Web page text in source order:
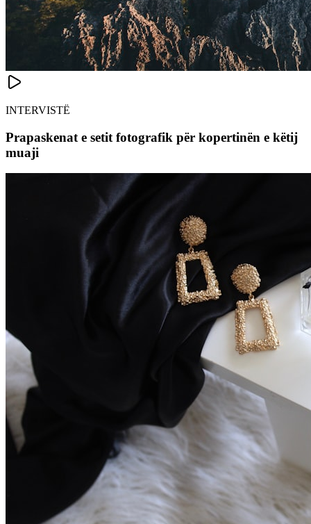
INTERVISTË
Prapaskenat e setit fotografik për kopertinën e këtij
muaji